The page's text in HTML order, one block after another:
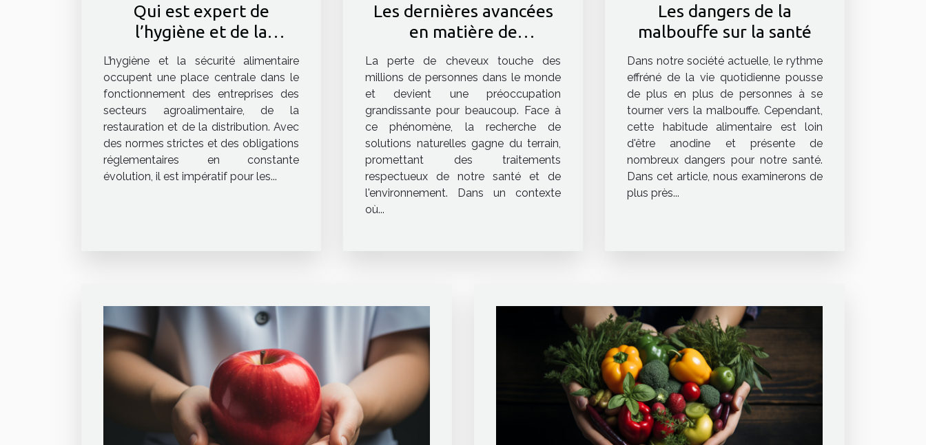
Qui est expert de
l’hygiène et de la
sécurité alimentaire en
entreprise en France ?
L’hygiène et la sécurité alimentaire
occupent une place centrale dans le
fonctionnement des entreprises des
secteurs agroalimentaire, de la
restauration et de la distribution. Avec
des normes strictes et des obligations
réglementaires en constante
évolution, il est impératif pour les...
Les dernières avancées
en matière de
traitements naturels
contre la chute des
cheveux
La perte de cheveux touche des
millions de personnes dans le monde
et devient une préoccupation
grandissante pour beaucoup. Face à
ce phénomène, la recherche de
solutions naturelles gagne du terrain,
promettant des traitements
respectueux de notre santé et de
l'environnement. Dans un contexte
où...
Les dangers de la
malbouffe sur la santé
Dans notre société actuelle, le rythme
effréné de la vie quotidienne pousse
de plus en plus de personnes à se
tourner vers la malbouffe. Cependant,
cette habitude alimentaire est loin
d'être anodine et présente de
nombreux dangers pour notre santé.
Dans cet article, nous examinerons de
plus près...